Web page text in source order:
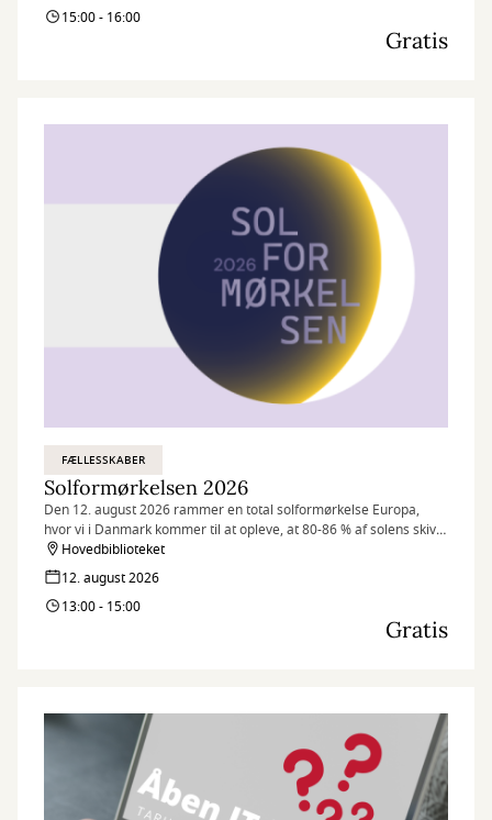
15:00 - 16:00
Gratis
FÆLLESSKABER
Solformørkelsen 2026
Den 12. august 2026 rammer en total solformørkelse Europa,
hvor vi i Danmark kommer til at opleve, at 80-86 % af solens skive
bliver dækket af månen.
Hovedbiblioteket
12. august 2026
13:00 - 15:00
Gratis